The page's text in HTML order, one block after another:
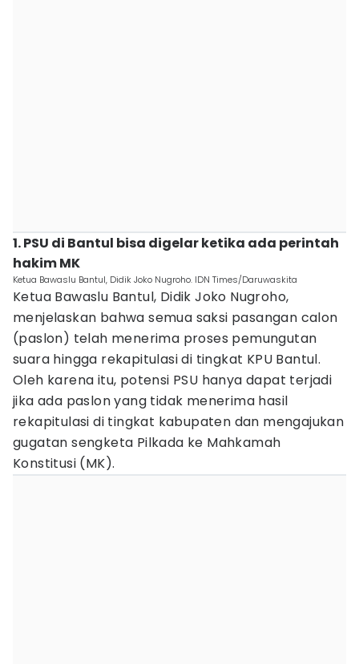
1. PSU di Bantul bisa digelar ketika ada perintah
hakim MK
Ketua Bawaslu Bantul, Didik Joko Nugroho. IDN Times/Daruwaskita
Ketua Bawaslu Bantul, Didik Joko Nugroho,
menjelaskan bahwa semua saksi pasangan calon
(paslon) telah menerima proses pemungutan
suara hingga rekapitulasi di tingkat KPU Bantul.
Oleh karena itu, potensi PSU hanya dapat terjadi
jika ada paslon yang tidak menerima hasil
rekapitulasi di tingkat kabupaten dan mengajukan
gugatan sengketa Pilkada ke Mahkamah
Konstitusi (MK).